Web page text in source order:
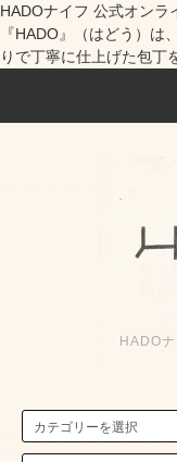
HADOナイフ 公式オンラ
『HADO』（はどう）は
りで丁寧に仕上げた包丁
HADO